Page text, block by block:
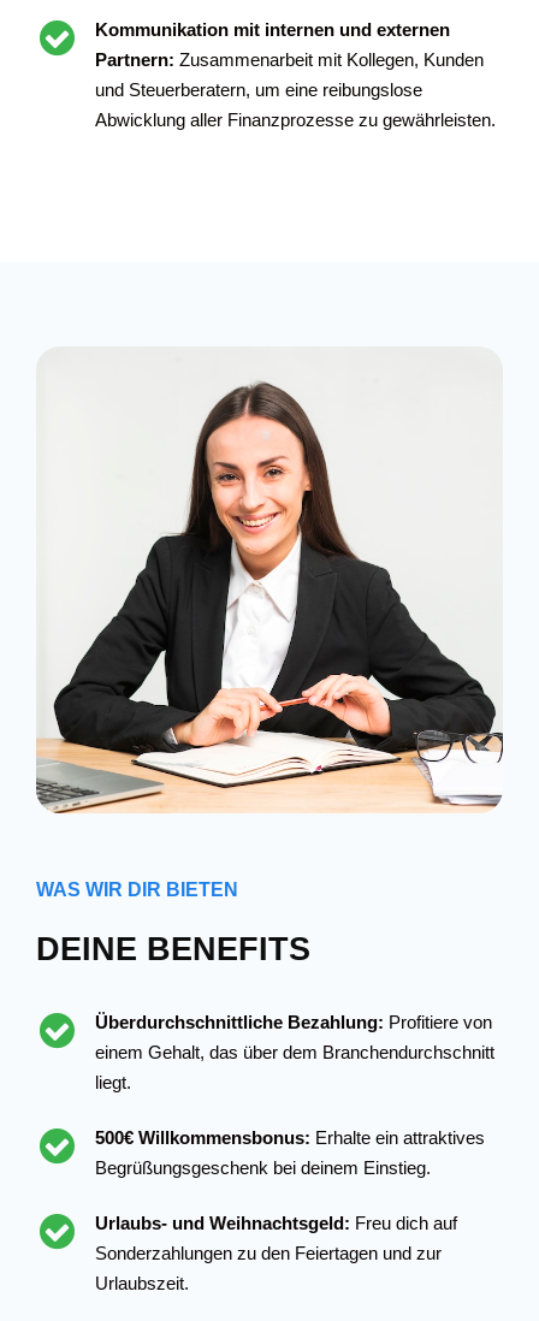
Kommunikation mit internen und externen
Partnern: Zusammenarbeit mit Kollegen, Kunden
und Steuerberatern, um eine reibungslose
Abwicklung aller Finanzprozesse zu gewährleisten.
WAS WIR DIR BIETEN
DEINE BENEFITS
Überdurchschnittliche Bezahlung: Profitiere von
einem Gehalt, das über dem Branchendurchschnitt
liegt.
500€ Willkommensbonus: Erhalte ein attraktives
Begrüßungsgeschenk bei deinem Einstieg.
Urlaubs- und Weihnachtsgeld: Freu dich auf
Sonderzahlungen zu den Feiertagen und zur
Urlaubszeit.